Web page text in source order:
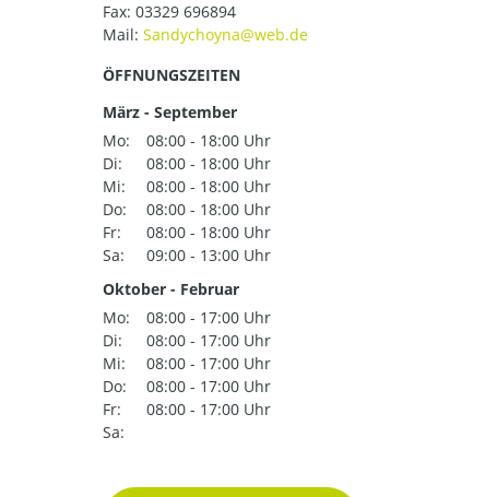
Fax: 03329 696894
Mail:
ÖFFNUNGSZEITEN
März - September
Mo:
08:00 - 18:00 Uhr
Di:
08:00 - 18:00 Uhr
Mi:
08:00 - 18:00 Uhr
Do:
08:00 - 18:00 Uhr
Fr:
08:00 - 18:00 Uhr
Sa:
09:00 - 13:00 Uhr
Oktober - Februar
Mo:
08:00 - 17:00 Uhr
Di:
08:00 - 17:00 Uhr
Mi:
08:00 - 17:00 Uhr
Do:
08:00 - 17:00 Uhr
Fr:
08:00 - 17:00 Uhr
Sa: